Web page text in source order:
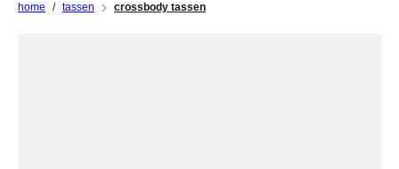
home tassen crossbody tassen